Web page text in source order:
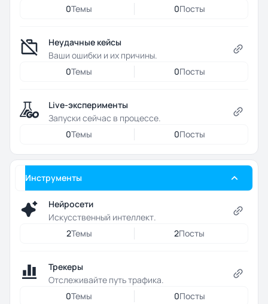
0Темы 0Посты
Неудачные кейсы
Ваши ошибки и их причины.
0Темы 0Посты
Live-эксперименты
Запуски сейчас в процессе.
0Темы 0Посты
Инструменты
Нейросети
Искусственный интеллект.
2Темы 2Посты
Трекеры
Отслеживайте путь трафика.
0Темы 0Посты